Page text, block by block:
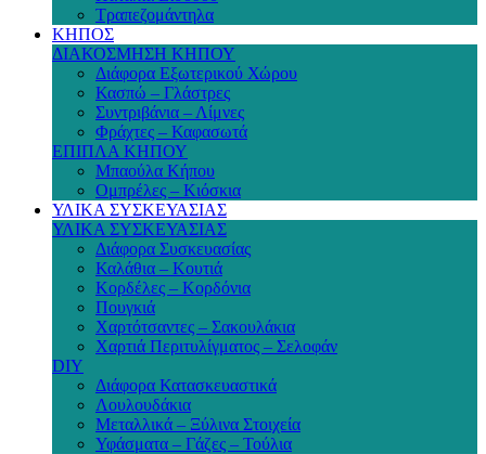
Τραπεζομάντηλα
ΚΗΠΟΣ
ΔΙΑΚΟΣΜΗΣΗ ΚΗΠΟΥ
Διάφορα Εξωτερικού Χώρου
Κασπώ – Γλάστρες
Συντριβάνια – Λίμνες
Φράχτες – Καφασωτά
ΕΠΙΠΛΑ ΚΗΠΟΥ
Μπαούλα Κήπου
Ομπρέλες – Κιόσκια
ΥΛΙΚΑ ΣΥΣΚΕΥΑΣΙΑΣ
ΥΛΙΚΑ ΣΥΣΚΕΥΑΣΙΑΣ
Διάφορα Συσκευασίας
Καλάθια – Κουτιά
Κορδέλες – Κορδόνια
Πουγκιά
Χαρτότσαντες – Σακουλάκια
Χαρτιά Περιτυλίγματος – Σελοφάν
DIY
Διάφορα Κατασκευαστικά
Λουλουδάκια
Μεταλλικά – Ξύλινα Στοιχεία
Υφάσματα – Γάζες – Τούλια